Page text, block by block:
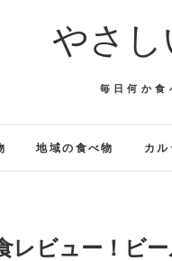
やさし
毎日何か食
地域の食べ物 カ
レビュー！ビ